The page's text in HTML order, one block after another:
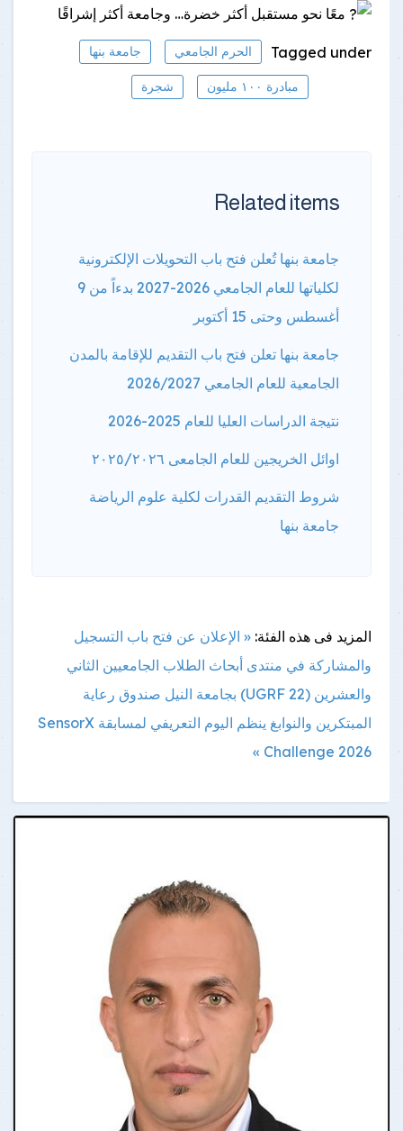
معًا نحو مستقبل أكثر خضرة… وجامعة أكثر إشراقًا
Tagged under الحرم الجامعي جامعة بنها
مبادرة ١٠٠ مليون شجرة
Related items
جامعة بنها تُعلن فتح باب التحويلات الإلكترونية
لكلياتها للعام الجامعي 2026-2027 بدءاً من 9
أغسطس وحتى 15 أكتوبر
جامعة بنها تعلن فتح باب التقديم للإقامة بالمدن
الجامعية للعام الجامعي 2026/2027
نتيجة الدراسات العليا للعام 2025-2026
اوائل الخريجين للعام الجامعى ٢٠٢٥/٢٠٢٦
شروط التقديم القدرات لكلية علوم الرياضة
جامعة بنها
المزيد فى هذه الفئة: « الإعلان عن فتح باب التسجيل
والمشاركة في منتدى أبحاث الطلاب الجامعيين الثاني
والعشرين (UGRF 22) بجامعة النيل
صندوق رعاية
المبتكرين والنوابغ ينظم اليوم التعريفي لمسابقة SensorX
Challenge 2026 »